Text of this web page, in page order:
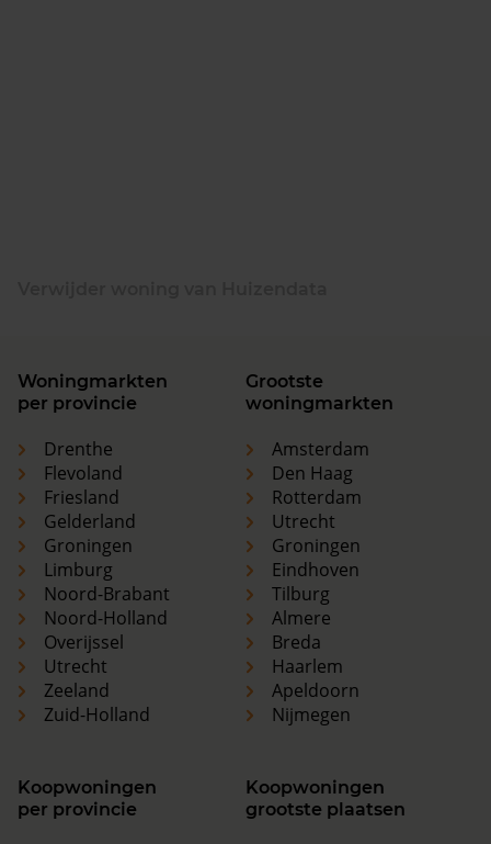
Woningmarkten
per provincie
Drenthe
Flevoland
Friesland
Gelderland
Groningen
Limburg
Noord-Brabant
Noord-Holland
Overijssel
Utrecht
Zeeland
Zuid-Holland
Grootste
woningmarkten
Amsterdam
Den Haag
Rotterdam
Utrecht
Groningen
Eindhoven
Tilburg
Almere
Breda
Haarlem
Apeldoorn
Nijmegen
Koopwoningen
per provincie
Koopwoningen
grootste plaatsen